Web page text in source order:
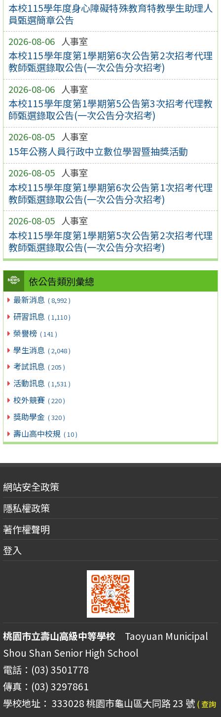
本校115學年度身心障礙特殊教育特教學生助理人
員甄選簡章公告
2026-08-06 人事室
本校115學年度第1學期第6次公告第2次招考代理
教師甄選錄取公告(一次公告分次招考)
2026-08-06 人事室
本校115學年度第1學期第5公告第3次招考代理教
師甄選錄取公告(一次公告分次招考)
2026-08-05 人事室
15年公務人員行政中立數位學習暨抽獎活動
2026-08-05 人事室
本校115學年度第1學期第6次公告第1次招考代理
教師甄選錄取公告(一次公告分次招考)
2026-08-05 人事室
本校115學年度第1學期第5次公告第2次招考代理
教師甄選錄取公告(一次公告分次招考)
依公告類別彙總
最新消息 ( 8,992 )
研習訊息 ( 1,110 )
榮譽榜 ( 141 )
學生消息 ( 2,048 )
考試訊息 ( 205 )
活動訊息 ( 1,531 )
校外競賽 ( 220 )
獎助學金 ( 320 )
壽山高中校規 ( 10 )
網站安全政策
隱私權政策
著作權聲明
登入
桃園市立壽山高級中等學校 Taoyuan Municipal
Shou Shan Senior High School
電話：(03) 3501778
傳真：(03) 3297861
學校地址： 333028 桃園市龜山區大同路 23 號 ( 查詢